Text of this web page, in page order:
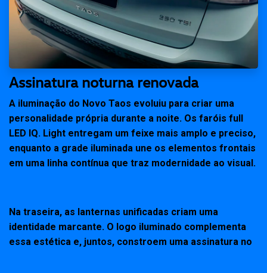
Assinatura noturna renovada
A iluminação do Novo Taos evoluiu para criar uma
personalidade própria durante a noite. Os faróis full
LED IQ. Light entregam um feixe mais amplo e preciso,
enquanto a grade iluminada une os elementos frontais
em uma linha contínua que traz modernidade ao visual.
Na traseira, as lanternas unificadas criam uma
identidade marcante. O logo iluminado complementa
essa estética e, juntos, constroem uma assinatura no